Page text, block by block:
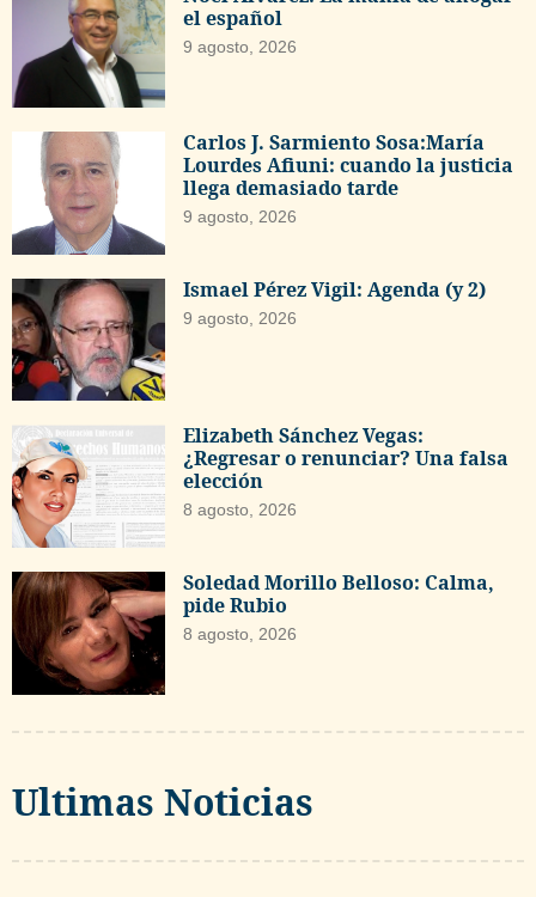
el español
9 agosto, 2026
Carlos J. Sarmiento Sosa:María
Lourdes Afiuni: cuando la justicia
llega demasiado tarde
9 agosto, 2026
Ismael Pérez Vigil: Agenda (y 2)
9 agosto, 2026
Elizabeth Sánchez Vegas:
¿Regresar o renunciar? Una falsa
elección
8 agosto, 2026
Soledad Morillo Belloso: Calma,
pide Rubio
8 agosto, 2026
Ultimas Noticias